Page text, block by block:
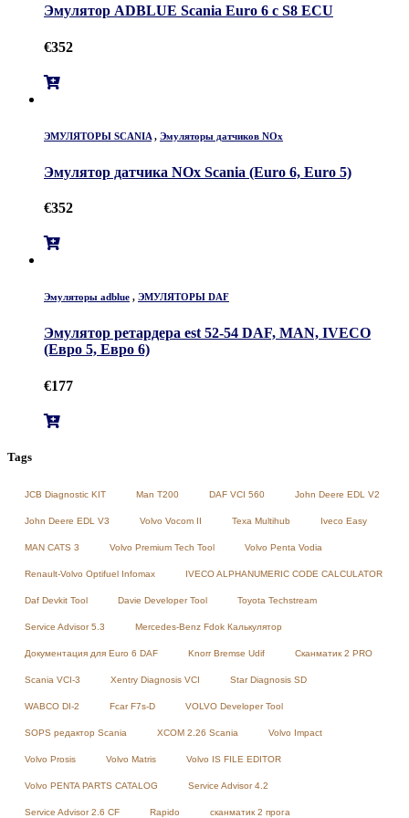
Эмулятор ADBLUE Scania Euro 6 с S8 ECU
€352
ЭМУЛЯТОРЫ SCANIA , Эмуляторы датчиков NOx
Эмулятор датчика NOx Scania (Euro 6, Euro 5)
€352
Эмуляторы adblue , ЭМУЛЯТОРЫ DAF
Эмулятор ретардера est 52-54 DAF, MAN, IVECO
(Евро 5, Евро 6)
€177
Tags
JCB Diagnostic KIT Man T200 DAF VCI 560 John Deere EDL V2
John Deere EDL V3 Volvo Vocom II Texa Multihub Iveco Easy
MAN CATS 3 Volvo Premium Tech Tool Volvo Penta Vodia
Renault-Volvo Optifuel Infomax IVECO ALPHANUMERIC CODE CALCULATOR
Daf Devkit Tool Davie Developer Tool Toyota Techstream
Service Advisor 5.3 Mercedes-Benz Fdok Калькулятор
Документация для Euro 6 DAF Knorr Bremse Udif Сканматик 2 PRO
Scania VCI-3 Xentry Diagnosis VCI Star Diagnosis SD
WABCO DI-2 Fcar F7s-D VOLVO Developer Tool
SOPS редактор Scania XCOM 2.26 Scania Volvo Impact
Volvo Prosis Volvo Matris Volvo IS FILE EDITOR
Volvo PENTA PARTS CATALOG Service Advisor 4.2
Service Advisor 2.6 CF Rapido сканматик 2 прога